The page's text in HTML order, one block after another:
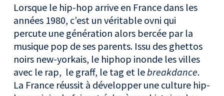
Lorsque le hip-hop arrive en France dans les
années 1980, c’est un véritable ovni qui
percute une génération alors bercée par la
musique pop de ses parents. Issu des ghettos
noirs new-yorkais, le hiphop inonde les villes
avec le rap, le graff, le tag et le breakdance.
La France réussit à développer une culture hip-